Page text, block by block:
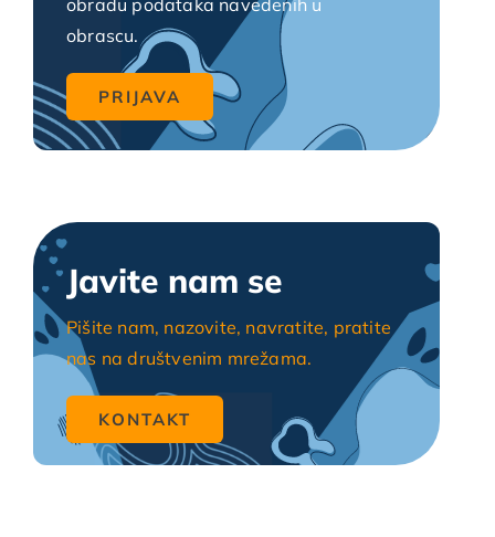
obrascu.
Javite nam se
Pišite nam, nazovite, navratite, pratite
nas na društvenim mrežama.
KONTAKT